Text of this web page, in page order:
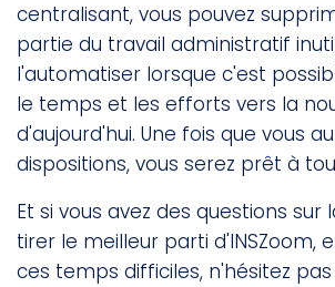
centralisant, vous pouvez
partie du travail administratif
l'automatiser lorsque c'est
le temps et les efforts vers la
d'aujourd'hui. Une fois que vous
dispositions, vous serez prêt à
Et si vous avez des questions sur
tirer le meilleur parti d'INSZoom,
ces temps difficiles, n'hésitez